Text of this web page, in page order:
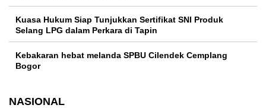
Kuasa Hukum Siap Tunjukkan Sertifikat SNI Produk
Selang LPG dalam Perkara di Tapin
Kebakaran hebat melanda SPBU Cilendek Cemplang
Bogor
NASIONAL